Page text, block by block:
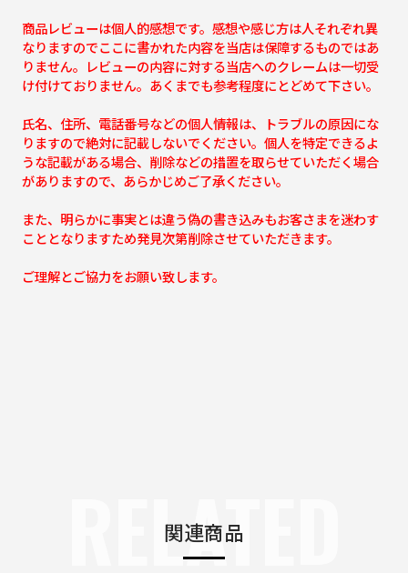
商品レビューは個人的感想です。感想や感じ方は人それぞれ異
なりますのでここに書かれた内容を当店は保障するものではあ
りません。レビューの内容に対する当店へのクレームは一切受
け付けておりません。あくまでも参考程度にとどめて下さい。
氏名、住所、電話番号などの個人情報は、トラブルの原因にな
りますので絶対に記載しないでください。個人を特定できるよ
うな記載がある場合、削除などの措置を取らせていただく場合
がありますので、あらかじめご了承ください。
また、明らかに事実とは違う偽の書き込みもお客さまを迷わす
こととなりますため発見次第削除させていただきます。
ご理解とご協力をお願い致します。
関連商品
RELATED